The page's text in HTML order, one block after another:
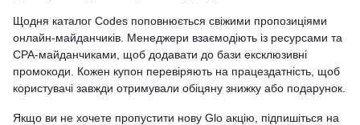
Щодня каталог Codes поповнюється свіжими пропозиціями
онлайн-майданчиків. Менеджери взаємодіють із ресурсами та
CPA-майданчиками, щоб додавати до бази ексклюзивні
промокоди. Кожен купон перевіряють на працездатність, щоб
користувачі завжди отримували обіцяну знижку або подарунок.
Якщо ви не хочете пропустити нову Glo акцію, підпишіться на